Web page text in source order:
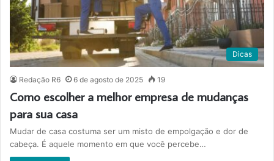
Dicas
Redação R6 6 de agosto de 2025 19
Como escolher a melhor empresa de mudanças
para sua casa
Mudar de casa costuma ser um misto de empolgação e dor de
cabeça. É aquele momento em que você percebe…